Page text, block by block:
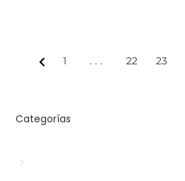
Prev
1 ... 22 23
Categorías